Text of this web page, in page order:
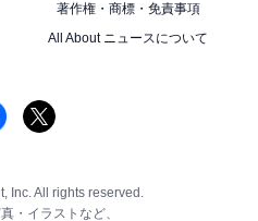
著作権・商標・免責事項
All About ニュースについて
Inc. All rights reserved.
・イラストなど、